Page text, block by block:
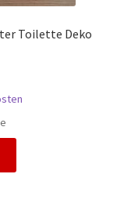
Toilette Deko